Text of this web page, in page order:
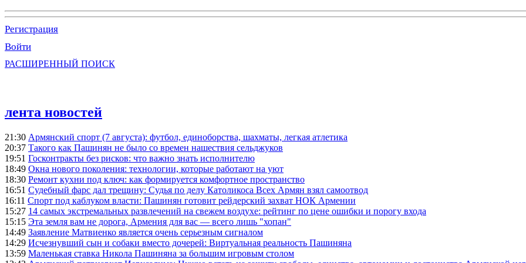
Регистрация
Войти
РАСШИРЕННЫЙ ПОИСК
лента новостей
21:30 Армянский спорт (7 августа): футбол, единоборства, шахматы, легкая атлетика
20:37 Такого как Пашинян не было со времен нашествия сельджуков
19:51 Госконтракты без рисков: что важно знать исполнителю
18:49 Окна нового поколения: технологии, которые работают на уют
18:30 Ремонт кухни под ключ: как формируется комфортное пространство
16:51 Судебный фарс дал трещину: Судья по делу Католикоса Всех Армян взял самоотвод
16:11 Спорт под каблуком власти: Пашинян готовит рейдерский захват НОК Армении
15:27 14 самых экстремальных развлечений на свежем воздухе: рейтинг по цене ошибки и порогу входа
15:15 Эта земля вам не дорога, Армения для вас — всего лишь "хопан"
14:49 Заявление Матвиенко является очень серьезным сигналом
14:29 Исчезнувший сын и собаки вместо дочерей: Виртуальная реальность Пашиняна
13:59 Маленькая ставка Никола Пашиняна за большим игровым столом